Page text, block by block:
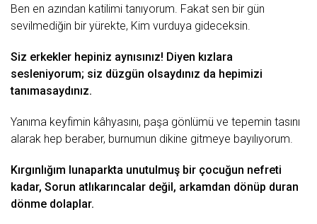
Ben en azından katilimi tanıyorum. Fakat sen bir gün
sevilmediğin bir yürekte, Kim vurduya gideceksin.
Siz erkekler hepiniz aynısınız! Diyen kızlara
sesleniyorum; siz düzgün olsaydınız da hepimizi
tanımasaydınız.
Yanıma keyfimin kâhyasını, paşa gönlümü ve tepemin tasını
alarak hep beraber, burnumun dikine gitmeye bayılıyorum.
Kırgınlığım lunaparkta unutulmuş bir çocuğun nefreti
kadar, Sorun atlıkarıncalar değil, arkamdan dönüp duran
dönme dolaplar.